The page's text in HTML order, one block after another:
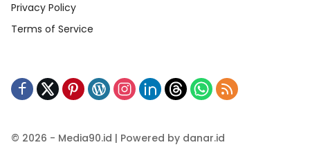
Privacy Policy
Terms of Service
© 2026 - Media90.id | Powered by danar.id